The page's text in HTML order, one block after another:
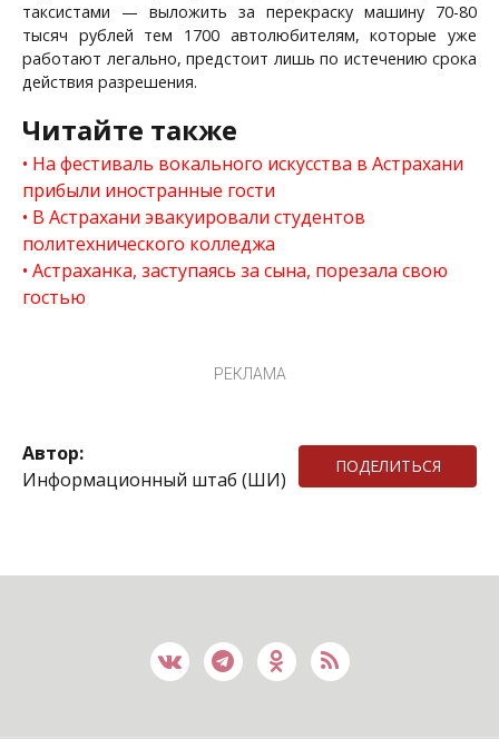
таксистами — выложить за перекраску машину 70-80
тысяч рублей тем 1700 автолюбителям, которые уже
работают легально, предстоит лишь по истечению срока
действия разрешения.
Читайте также
На фестиваль вокального искусства в Астрахани
прибыли иностранные гости
В Астрахани эвакуировали студентов
политехнического колледжа
Астраханка, заступаясь за сына, порезала свою
гостью
РЕКЛАМА
Автор:
Информационный штаб (ШИ)
ПОДЕЛИТЬСЯ